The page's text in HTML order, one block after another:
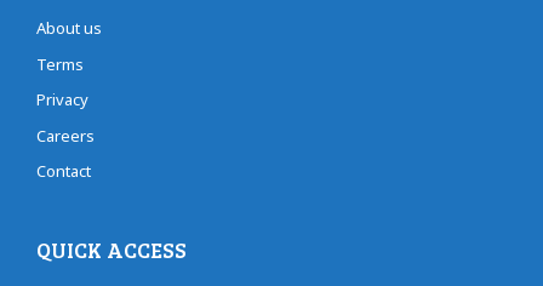
About us
Terms
Privacy
Careers
Contact
QUICK ACCESS